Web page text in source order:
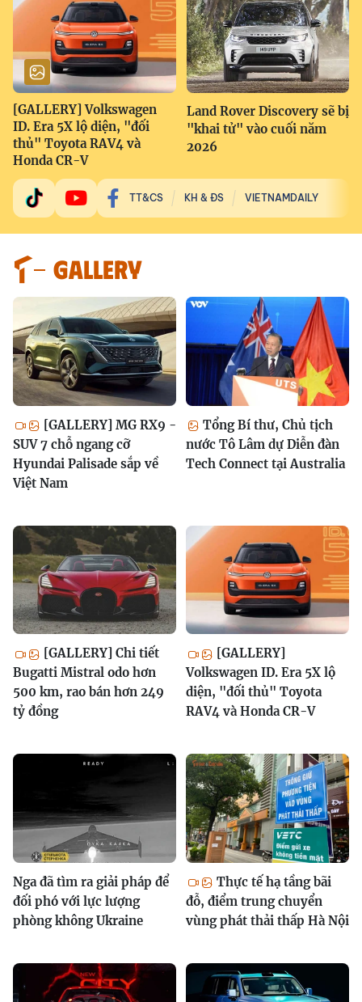
[GALLERY] Volkswagen
ID. Era 5X lộ diện, "đối
thủ" Toyota RAV4 và
Honda CR-V
Land Rover Discovery sẽ bị
"khai tử" vào cuối năm
2026
TT&CS KH & ĐS VIETNAMDAILY
GALLERY
[GALLERY] MG RX9 -
SUV 7 chỗ ngang cỡ
Hyundai Palisade sắp về
Việt Nam
Tổng Bí thư, Chủ tịch
nước Tô Lâm dự Diễn đàn
Tech Connect tại Australia
[GALLERY] Chi tiết
Bugatti Mistral odo hơn
500 km, rao bán hơn 249
tỷ đồng
[GALLERY]
Volkswagen ID. Era 5X lộ
diện, "đối thủ" Toyota
RAV4 và Honda CR-V
Nga đã tìm ra giải pháp để
đối phó với lực lượng
phòng không Ukraine
Thực tế hạ tầng bãi
đỗ, điểm trung chuyển
vùng phát thải thấp Hà Nội